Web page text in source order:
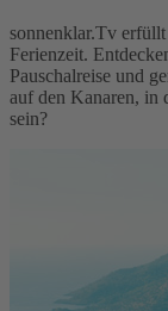
sonnenklar.Tv
Ferienzeit.
Pauschalreise und
auf den Kanaren, in
sein?